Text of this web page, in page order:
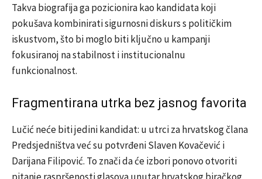
Takva biografija ga pozicionira kao kandidata koji
pokušava kombinirati sigurnosni diskurs s političkim
iskustvom, što bi moglo biti ključno u kampanji
fokusiranoj na stabilnost i institucionalnu
funkcionalnost.
Fragmentirana utrka bez jasnog favorita
Lučić neće biti jedini kandidat: u utrci za hrvatskog člana
Predsjedništva već su potvrđeniSlaven Kovačević i
Darijana Filipović. To znači da će izbori ponovo otvoriti